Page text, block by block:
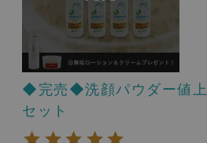
◆完売◆洗顔パウダー値上
セット